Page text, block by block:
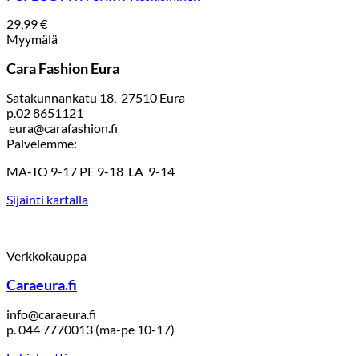
29,99€
Myymälä
Cara Fashion Eura
Satakunnankatu 18, 27510 Eura
p.02 8651121
eura@carafashion.fi
Palvelemme:
MA-TO 9-17 PE 9-18 LA 9-14
Sijainti kartalla
Verkkokauppa
Caraeura.fi
info@caraeura.fi
p. 044 7770013 (ma-pe 10-17)